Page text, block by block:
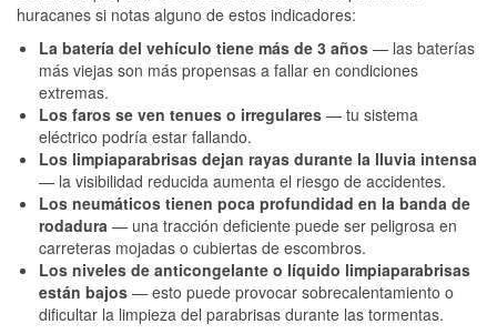
huracanes si notas alguno de estos indicadores:
La batería del vehículo tiene más de 3 años — las baterías
más viejas son más propensas a fallar en condiciones
extremas.
Los faros se ven tenues o irregulares — tu sistema
eléctrico podría estar fallando.
Los limpiaparabrisas dejan rayas durante la lluvia intensa
— la visibilidad reducida aumenta el riesgo de accidentes.
Los neumáticos tienen poca profundidad en la banda de
rodadura — una tracción deficiente puede ser peligrosa en
carreteras mojadas o cubiertas de escombros.
Los niveles de anticongelante o líquido limpiaparabrisas
están bajos — esto puede provocar sobrecalentamiento o
dificultar la limpieza del parabrisas durante las tormentas.